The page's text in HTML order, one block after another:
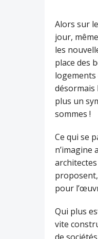
Alors sur
jour,
les
place des
logements
désormais
plus un
sommes !
Ce qui se
n’imagine
pour
Qui plus
vite